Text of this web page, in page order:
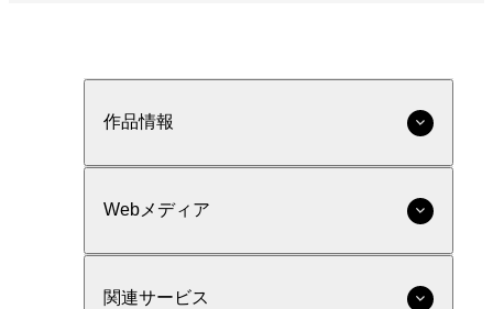
作品情報
Webメディア
関連サービス